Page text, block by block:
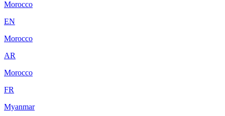
Morocco
EN
Morocco
AR
Morocco
FR
Myanmar